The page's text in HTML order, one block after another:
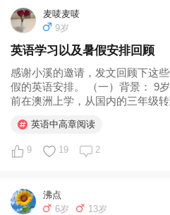
被妈妈兜住的，你们遇到困难
对，而不是等你们搞砸了再来追
是命运的安排。
今年理综新疆是最后一年
同考一份卷子，出奇的简单，
信这是高考，有的学生说像是
考，每个人都是高分，根本拉
奇，小宋除了一道生物选择错
啊，出来只有282，让人琢磨
不得其解。
了年级第一，数学149。这次
麦唛麦唛
9岁
英语学习以及暑假安排回顾
感谢小溪的邀请，发文回顾下这
假的英语安排。 （一）背景： 9
前在澳洲上学，从国内的三年级
英语中高章阅读
9 19 2
沸点
6岁
13岁